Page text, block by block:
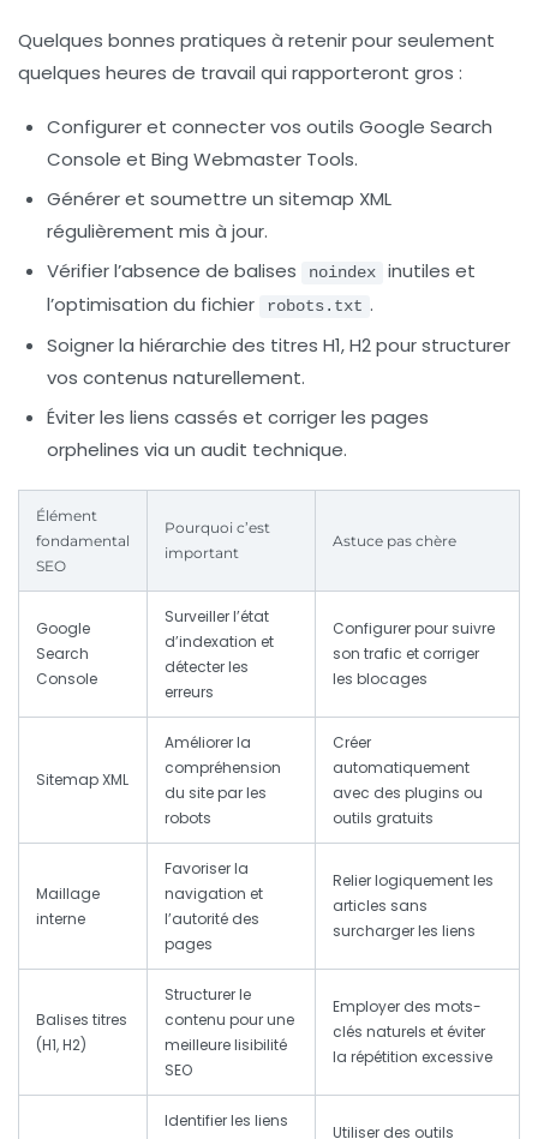
Quelques bonnes pratiques à retenir pour seulement
quelques heures de travail qui rapporteront gros :
Configurer et connecter vos outils Google Search
Console et Bing Webmaster Tools.
Générer et soumettre un sitemap XML
régulièrement mis à jour.
Vérifier l’absence de balises
noindex
inutiles et
l’optimisation du fichier
robots.txt .
Soigner la hiérarchie des titres H1, H2 pour structurer
vos contenus naturellement.
Éviter les liens cassés et corriger les pages
orphelines via un audit technique.
Élément
fondamental
SEO
Pourquoi c’est
important
Astuce pas chère
Google
Search
Console
Surveiller l’état
d’indexation et
détecter les
erreurs
Configurer pour suivre
son trafic et corriger
les blocages
Sitemap XML
Améliorer la
compréhension
du site par les
robots
Créer
automatiquement
avec des plugins ou
outils gratuits
Maillage
interne
Favoriser la
navigation et
l’autorité des
pages
Relier logiquement les
articles sans
surcharger les liens
Balises titres
(H1, H2)
Structurer le
contenu pour une
meilleure lisibilité
SEO
Employer des mots-
clés naturels et éviter
la répétition excessive
Identifier les liens
Utiliser des outils